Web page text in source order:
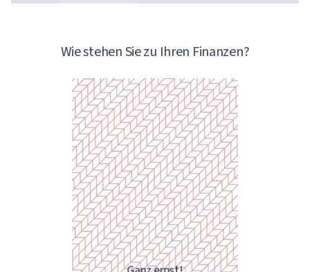
Wie stehen Sie zu Ihren Finanzen?